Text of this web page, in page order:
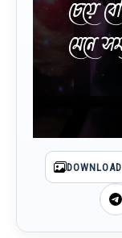
চেয়ে
মেনে
DOWNLOAD